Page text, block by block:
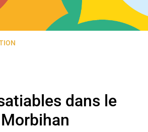
dans le
Morbihan